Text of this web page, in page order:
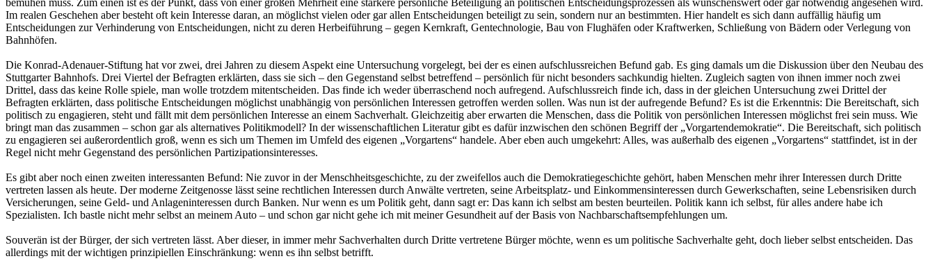
Im realen Geschehen aber besteht oft kein Interesse daran, an möglichst vielen oder gar allen Entscheidungen beteiligt zu sein, sondern nur an bestimmten. Hier handelt es sich dann auffällig häufig um
Entscheidungen zur Verhinderung von Entscheidungen, nicht zu deren Herbeiführung – gegen Kernkraft, Gentechnologie, Bau von Flughäfen oder Kraftwerken, Schließung von Bädern oder Verlegung von
Bahnhöfen.
Die Konrad-Adenauer-Stiftung hat vor zwei, drei Jahren zu diesem Aspekt eine Untersuchung vorgelegt, bei der es einen aufschlussreichen Befund gab. Es ging damals um die Diskussion über den Neubau des
Stuttgarter Bahnhofs. Drei Viertel der Befragten erklärten, dass sie sich – den Gegenstand selbst betreffend – persönlich für nicht besonders sachkundig hielten. Zugleich sagten von ihnen immer noch zwei
Drittel, dass das keine Rolle spiele, man wolle trotzdem mitentscheiden. Das finde ich weder überraschend noch aufregend. Aufschlussreich finde ich, dass in der gleichen Untersuchung zwei Drittel der
Befragten erklärten, dass politische Entscheidungen möglichst unabhängig von persönlichen Interessen getroffen werden sollen. Was nun ist der aufregende Befund? Es ist die Erkenntnis: Die Bereitschaft, sich
politisch zu engagieren, steht und fällt mit dem persönlichen Interesse an einem Sachverhalt. Gleichzeitig aber erwarten die Menschen, dass die Politik von persönlichen Interessen möglichst frei sein muss. Wie
bringt man das zusammen – schon gar als alternatives Politikmodell? In der wissenschaftlichen Literatur gibt es dafür inzwischen den schönen Begriff der „Vorgartendemokratie“. Die Bereitschaft, sich politisch
zu engagieren sei außerordentlich groß, wenn es sich um Themen im Umfeld des eigenen „Vorgartens“ handele. Aber eben auch umgekehrt: Alles, was außerhalb des eigenen „Vorgartens“ stattfindet, ist in der
Regel nicht mehr Gegenstand des persönlichen Partizipationsinteresses.
Es gibt aber noch einen zweiten interessanten Befund: Nie zuvor in der Menschheitsgeschichte, zu der zweifellos auch die Demokratiegeschichte gehört, haben Menschen mehr ihrer Interessen durch Dritte
vertreten lassen als heute. Der moderne Zeitgenosse lässt seine rechtlichen Interessen durch Anwälte vertreten, seine Arbeitsplatz- und Einkommensinteressen durch Gewerkschaften, seine Lebensrisiken durch
Versicherungen, seine Geld- und Anlageninteressen durch Banken. Nur wenn es um Politik geht, dann sagt er: Das kann ich selbst am besten beurteilen. Politik kann ich selbst, für alles andere habe ich
Spezialisten. Ich bastle nicht mehr selbst an meinem Auto – und schon gar nicht gehe ich mit meiner Gesundheit auf der Basis von Nachbarschaftsempfehlungen um.
Souverän ist der Bürger, der sich vertreten lässt. Aber dieser, in immer mehr Sachverhalten durch Dritte vertretene Bürger möchte, wenn es um politische Sachverhalte geht, doch lieber selbst entscheiden. Das
allerdings mit der wichtigen prinzipiellen Einschränkung: wenn es ihn selbst betrifft.